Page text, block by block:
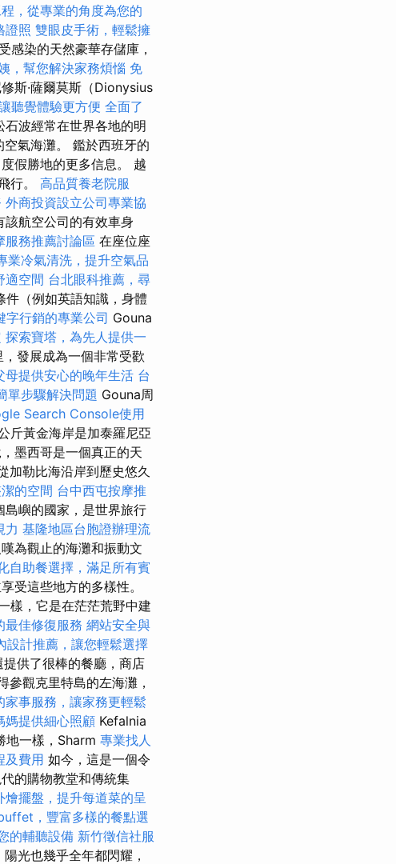
，從專業的角度為您的
證照 雙眼皮手術，輕鬆擁
感染的天然豪華存儲庫，
，幫您解決家務煩惱 免
斯·薩爾莫斯（Dionysius
聽覺體驗更方便 全面了
波經常在世界各地的明
氣海灘。 鑑於西班牙的
假勝地的更多信息。 越
行。 高品質養老院服
外商投資設立公司專業協
該航空公司的有效車身
服務推薦討論區 在座位座
業冷氣清洗，提升空氣品
適空間 台北眼科推薦，尋
（例如英語知識，身體
字行銷的專業公司 Gouna
探索寶塔，為先人提供一
發展成為一個非常受歡
母提供安心的晚年生活 台
單步驟解決問題 Gouna周
Search Console使用
斤黃金海岸是加泰羅尼亞
墨西哥是一個真正的天
加勒比海沿岸到歷史悠久
的空間 台中西屯按摩推
島嶼的國家，是世界旅行
力 基隆地區台胞證辦理流
為觀止的海灘和振動文
自助餐選擇，滿足所有賓
受這些地方的多樣性。
樣，它是在茫茫荒野中建
最佳修復服務 網站安全與
設計推薦，讓您輕鬆選擇
供了很棒的餐廳，商店
參觀克里特島的左海灘，
家事服務，讓家務更輕鬆
媽提供細心照顧 Kefalnia
地一樣，Sharm 專業找人
及費用 如今，這是一個令
的購物教堂和傳統集
燴擺盤，提升每道菜的呈
，豐富多樣的餐點選
的輔聽設備 新竹徵信社服
光也幾乎全年都閃耀，